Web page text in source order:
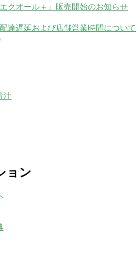
クオール＋』販売開始のお知らせ
達遅延および店舗営業時間について
汁
ョン